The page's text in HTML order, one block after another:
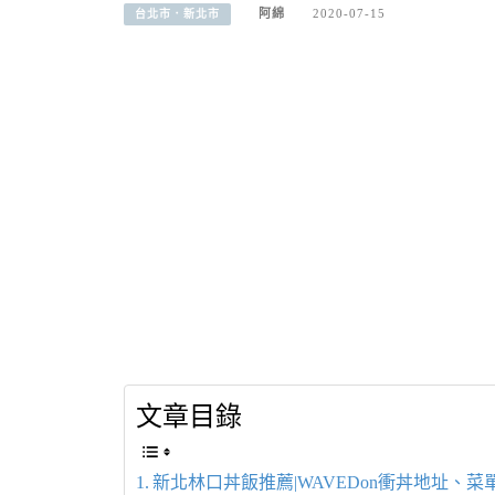
台北市．新北市 阿綿 2020-07-15
文章目錄
新北林口丼飯推薦|WAVEDon衝丼地址、菜